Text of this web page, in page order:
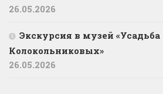
26.05.2026
Экскурсия в музей «Усадьба
Колокольниковых»
26.05.2026